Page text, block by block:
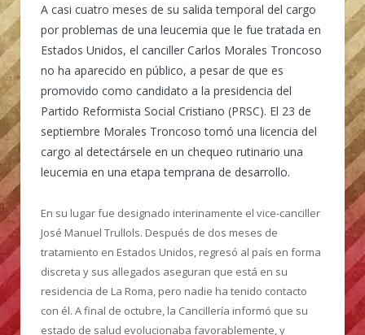
A casi cuatro meses de su salida temporal del cargo
por problemas de una leucemia que le fue tratada en
Estados Unidos, el canciller Carlos Morales Troncoso
no ha aparecido en público, a pesar de que es
promovido como candidato a la presidencia del
Partido Reformista Social Cristiano (PRSC). El 23 de
septiembre Morales Troncoso tomó una licencia del
cargo al detectársele en un chequeo rutinario una
leucemia en una etapa temprana de desarrollo.
En su lugar fue designado interinamente el vice-canciller
José Manuel Trullols. Después de dos meses de
tratamiento en Estados Unidos, regresó al país en forma
discreta y sus allegados aseguran que está en su
residencia de La Roma, pero nadie ha tenido contacto
con él. A final de octubre, la Cancillería informó que su
estado de salud evolucionaba favorablemente, y